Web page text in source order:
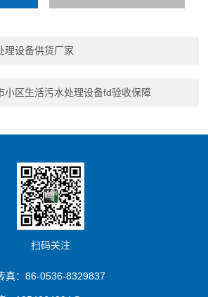
理设备供货厂家
小区生活污水处理设备fd验收保障
扫码关注
真：86-0536-8329837